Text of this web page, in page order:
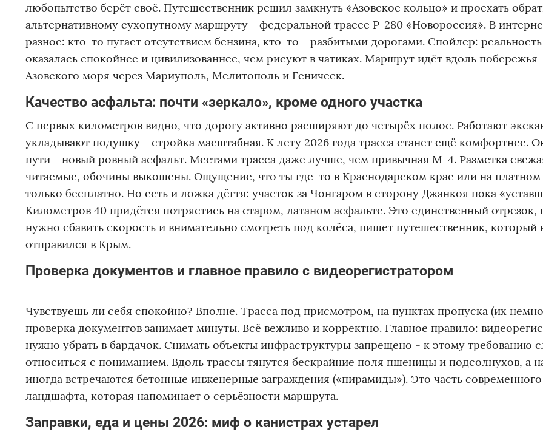
любопытство берёт своё. Путешественник решил замкнуть «Азовское кольцо» и проехать
альтернативному сухопутному маршруту - федеральной трассе Р-280 «Новороссия». В
разное: кто-то пугает отсутствием бензина, кто-то - разбитыми дорогами. Спойлер: реальность
оказалась спокойнее и цивилизованнее, чем рисуют в чатиках. Маршрут идёт вдоль побережья
Азовского моря через Мариуполь, Мелитополь и Геническ.
Качество асфальта: почти «зеркало», кроме одного участка
С первых километров видно, что дорогу активно расширяют до четырёх полос. Работают
укладывают подушку - стройка масштабная. К лету 2026 года трасса станет ещё комфортнее.
пути - новый ровный асфальт. Местами трасса даже лучше, чем привычная М-4. Разметка
читаемые, обочины выкошены. Ощущение, что ты где-то в Краснодарском крае или на платном
только бесплатно. Но есть и ложка дёгтя: участок за Чонгаром в сторону Джанкоя пока
Километров 40 придётся потрястись на старом, латаном асфальте. Это единственный отрезок,
нужно сбавить скорость и внимательно смотреть под колёса, пишет путешественник, который
отправился в Крым.
Проверка документов и главное правило с видеорегистратором
Чувствуешь ли себя спокойно? Вполне. Трасса под присмотром, на пунктах пропуска (их
проверка документов занимает минуты. Всё вежливо и корректно. Главное правило:
нужно убрать в бардачок. Снимать объекты инфраструктуры запрещено - к этому требованию
относиться с пониманием. Вдоль трассы тянутся бескрайние поля пшеницы и подсолнухов, а
иногда встречаются бетонные инженерные заграждения («пирамиды»). Это часть современного
ландшафта, которая напоминает о серьёзности маршрута.
Заправки, еда и цены 2026: миф о канистрах устарел